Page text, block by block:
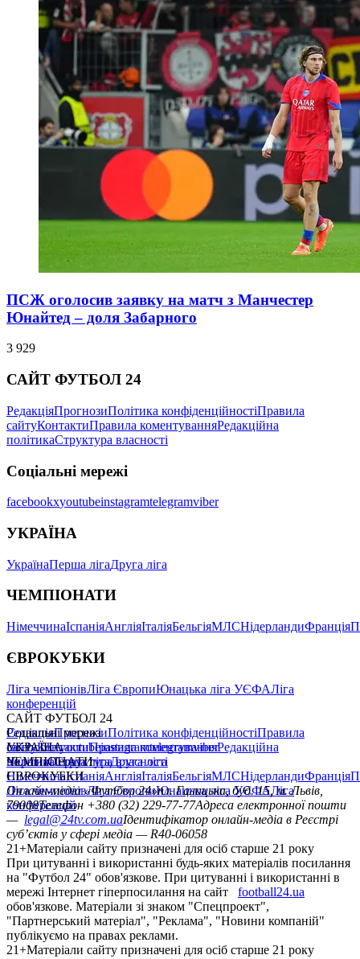
ПСЖ оголосив заявку на матч з Манчестер
Юнайтед – доля Забарного
3 929
САЙТ ФУТБОЛ 24
РедакціяПрогнозиПолітика конфіденційностіПравила
сайтуКонтактиПравила коментуванняРедакційна
політикаСтруктура власності
Соціальні мережі
facebookxyoutubeinstagramtelegramviber
УКРАЇНА
УкраїнаПерша лігаДруга ліга
ЧЕМПІОНАТИ
НімеччинаІспаніяАнгліяІталіяБельгіяМЛСНідерландиФранція
ЄВРОКУБКИ
Ліга чемпіонівЛіга ЄвропиЮнацька ліга УЄФАЛіга
конференцій
САЙТ ФУТБОЛ 24
РедакціяПрогнозиПолітика конфіденційностіПравила
сайтуКонтактиПравила коментуванняРедакційна
політикаСтруктура власності
Соціальні мережі
facebookxyoutubeinstagramtelegramviber
УКРАЇНА
УкраїнаПерша лігаДруга ліга
ЧЕМПІОНАТИ
НімеччинаІспаніяАнгліяІталіяБельгіяМЛСНідерландиФранція
ЄВРОКУБКИ
Ліга чемпіонівЛіга ЄвропиЮнацька ліга УЄФАЛіга
конференцій
Онлайн-медіа «Футбол 24»пл. Галицька, буд. 15, м. Львів,
79008Телефон +380 (32) 229-77-77Адреса електронної пошти
— legal@24tv.com.uaІдентифікатор онлайн-медіа в Реєстрі
суб’єктів у сфері медіа — R40-06058
21+Матеріали сайту призначені для осіб старше 21 року
При цитуванні і використанні будь-яких матеріалів посилання
на "Футбол 24" обов'язкове. При цитуванні і використанні в
мережі Інтернет гіперпосилання на сайт
football24.ua
обов'язкове. Матеріали зі знаком "Спецпроект",
"Партнерський матеріал", "Реклама", "Новини компаній"
публікуємо на правах реклами.
21+Матеріали сайту призначені для осіб старше 21 року